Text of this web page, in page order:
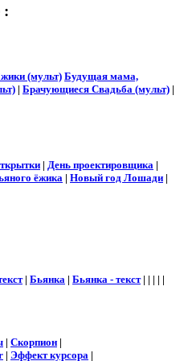
:
(мульт)Будущая мама,
| Брачующиеся Свадьба (мульт) |
| День проектировщика |
ёжика | Новый год Лошади |
| Бьянка | Бьянка - текст| | | | |
| Скорпион |
| Эффект курсора |